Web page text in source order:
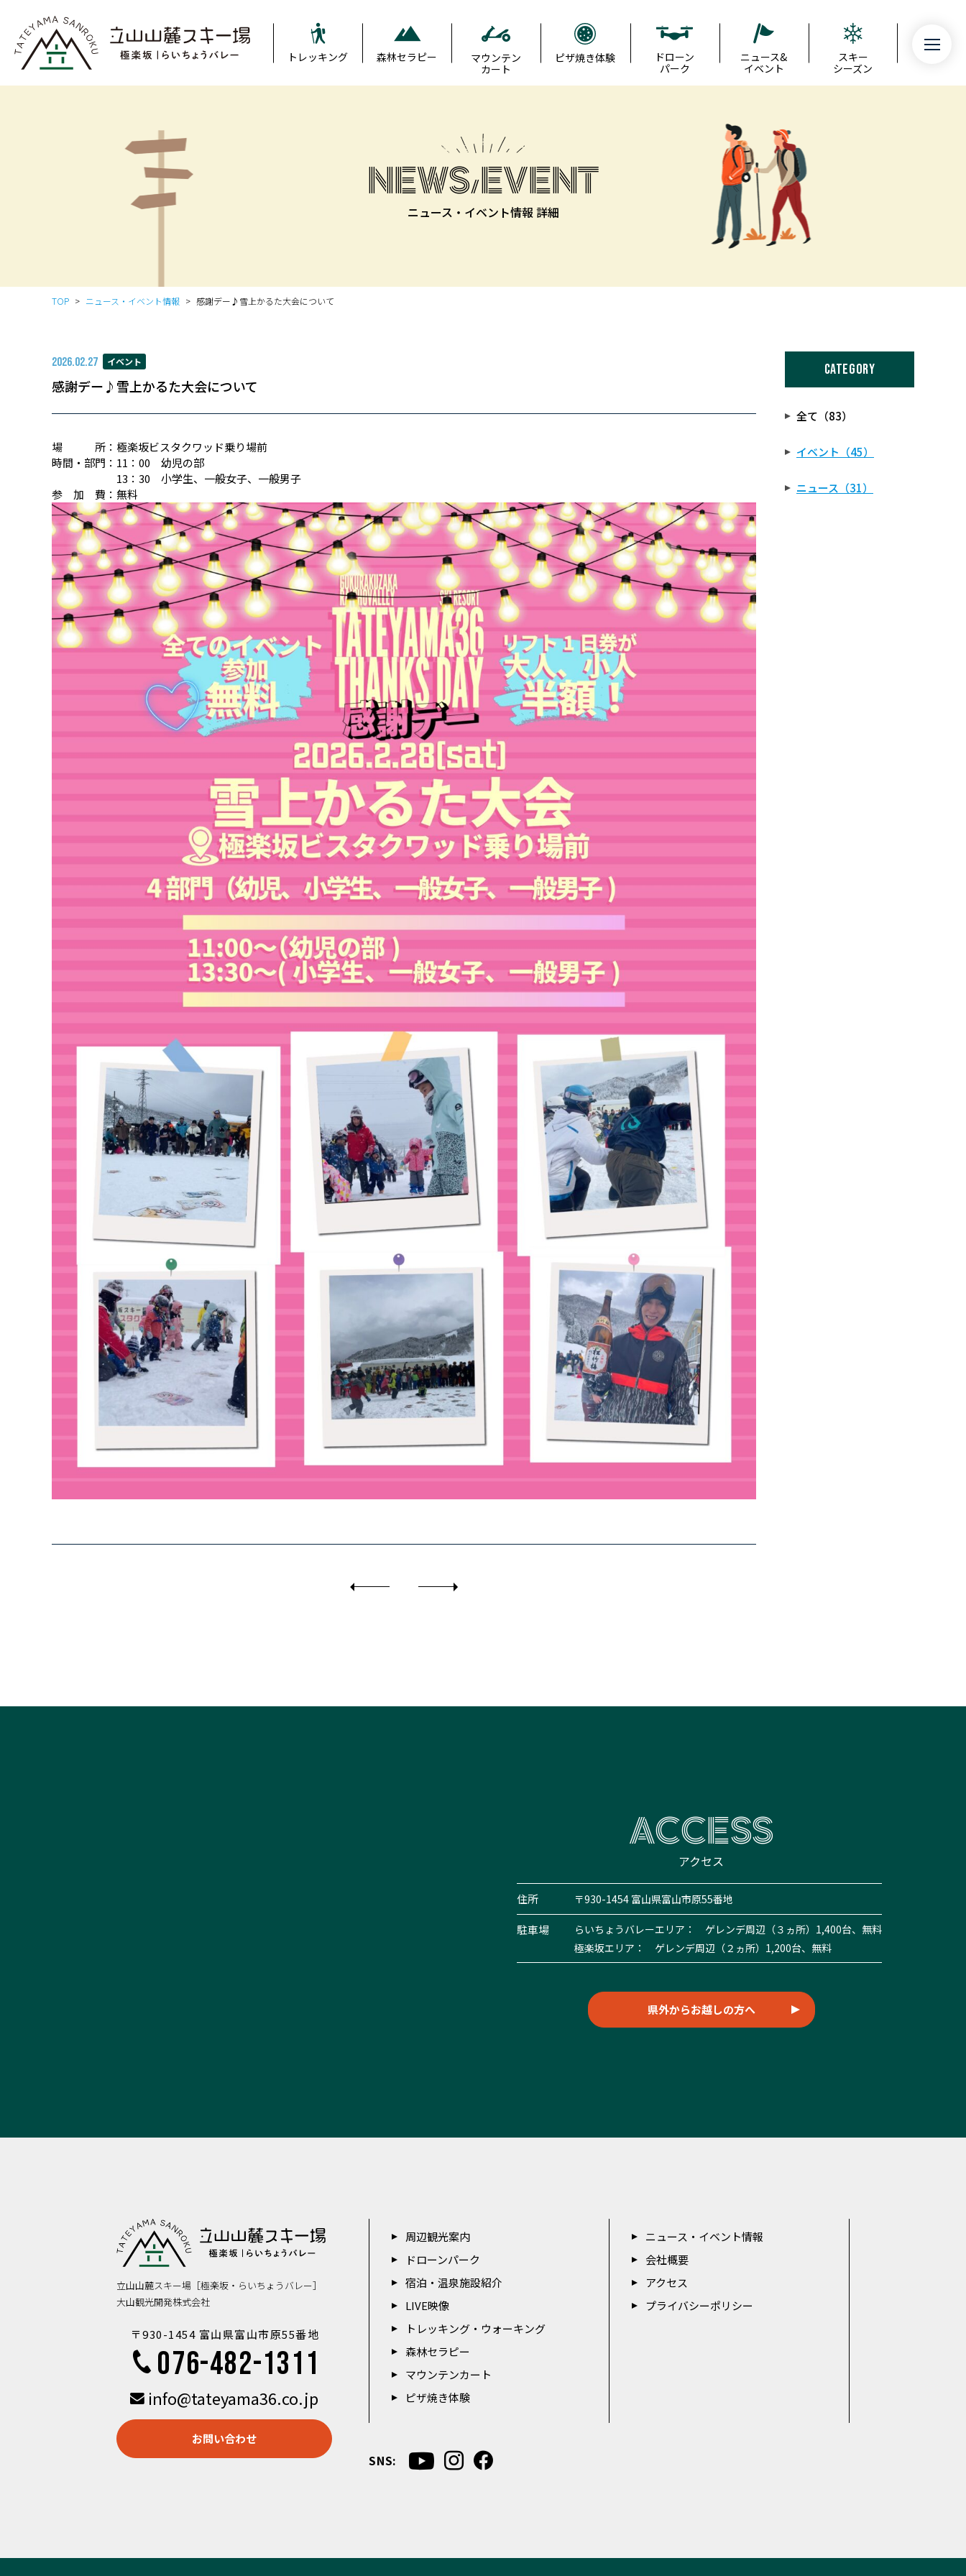
トレッキング 森林セラピー
マウンテン
カート
ピザ焼き体験
ドローン
パーク
ニュース&
イベント
スキー
シーズン
NEWS/EVENT
ニュース・イベント情報 詳細
TOP ニュース・イベント情報 感謝デー♪雪上かるた大会について
2026.02.27 イベント
感謝デー♪雪上かるた大会について
場 所：極楽坂ビスタクワッド乗り場前
時間・部門：11：00 幼児の部
13：30 小学生、一般女子、一般男子
参 加 費：無料
CATEGORY
全て（83）
イベント（45）
ニュース（31）
ACCESS
アクセス
住所 〒930-1454 富山県富山市原55番地
駐車場
らいちょうバレーエリア： ゲレンデ周辺（３ヵ所）1,400台、無料
極楽坂エリア： ゲレンデ周辺（２ヵ所）1,200台、無料
県外からお越しの方へ
立山山麓スキー場［極楽坂・らいちょうバレー］
大山観光開発株式会社
〒930-1454 富山県富山市原55番地
076-482-1311
info@tateyama36.co.jp
お問い合わせ
周辺観光案内
ドローンパーク
宿泊・温泉施設紹介
LIVE映像
トレッキング・ウォーキング
森林セラピー
マウンテンカート
ピザ焼き体験
ニュース・イベント情報
会社概要
アクセス
プライバシーポリシー
SNS: